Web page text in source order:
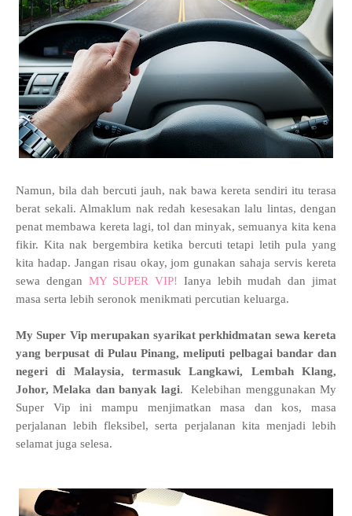
Namun, bila dah bercuti jauh, nak bawa kereta sendiri itu terasa
berat sekali. Almaklum nak redah kesesakan lalu lintas, dengan
penat membawa kereta lagi, tol dan minyak, semuanya kita kena
fikir. Kita nak bergembira ketika bercuti tetapi letih pula yang
kita hadap. Jangan risau okay, jom gunakan sahaja servis kereta
sewa dengan MY SUPER VIP! Ianya lebih mudah dan jimat
masa serta lebih seronok menikmati percutian keluarga.
My Super Vip merupakan syarikatperkhidmatan sewa kereta
yang berpusat di Pulau Pinang, meliputi pelbagai bandar dan
negeri di Malaysia, termasuk Langkawi, Lembah Klang,
Johor, Melaka dan banyak lagi. Kelebihan menggunakan My
Super Vip ini mampu menjimatkan masa dan kos, masa
perjalanan lebih fleksibel, serta perjalanan kita menjadi lebih
selamat juga selesa.